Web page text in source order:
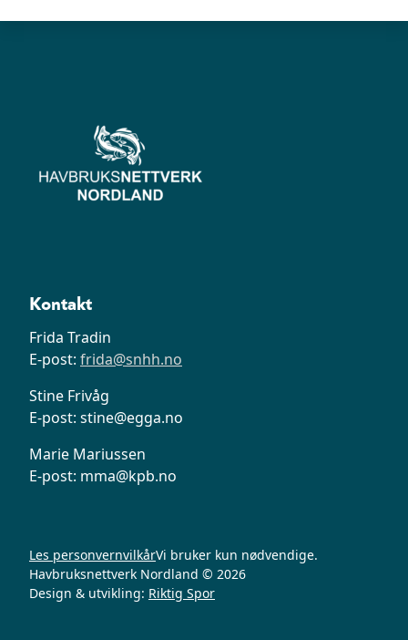
Kontakt
Frida Tradin
E-post: frida@snhh.no
Stine Frivåg
E-post: stine@egga.no
Marie Mariussen
E-post: mma@kpb.no
Les personvernvilkårVi bruker kun nødvendige.
Havbruksnettverk Nordland © 2026
Design & utvikling: Riktig Spor